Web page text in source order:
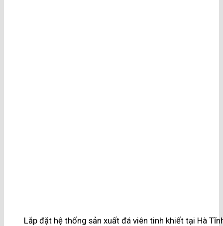
Lắp đặt hệ thống sản xuất đá viên tinh khiết tại Hà